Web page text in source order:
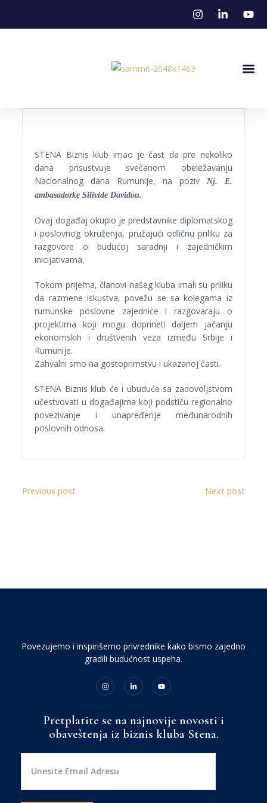
STENA Biznis klub imao je čast da pre nekoliko
dana prisustvuje svečanom obeležavanju
Nacionalnog dana Rumunije, na poziv
Nj. E.
ambasadorke Silivide Davidou.
Ovaj događaj okupio je predstavnike diplomatskog
i poslovnog okruženja, pružajući odličnu priliku za
razgovore o budućoj saradnji i zajedničkim
inicijativama.
Tokom prijema, članovi našeg kluba imali su priliku
da razmene iskustva, povežu se sa kolegama iz
rumunske poslovne zajednice i razgovaraju o
projektima koji mogu doprineti daljem jačanju
ekonomskih i društvenih veza između Srbije i
Rumunije.
Zahvalni smo na gostoprimstvu i ukazanoj časti.
STENA Biznis klub će i ubuduće sa zadovoljstvom
učestvovati u događajima koji podstiču regionalno
povezivanje i unapređenje međunarodnih
poslovnih odnosa.
Previous post Next post
Povezujemo i inspirišemo privrednike kako bismo zajedno
gradili budućnost uspeha.
Pretplatite se na najnovije novosti i
obaveštenja iz biznis kluba Stena.